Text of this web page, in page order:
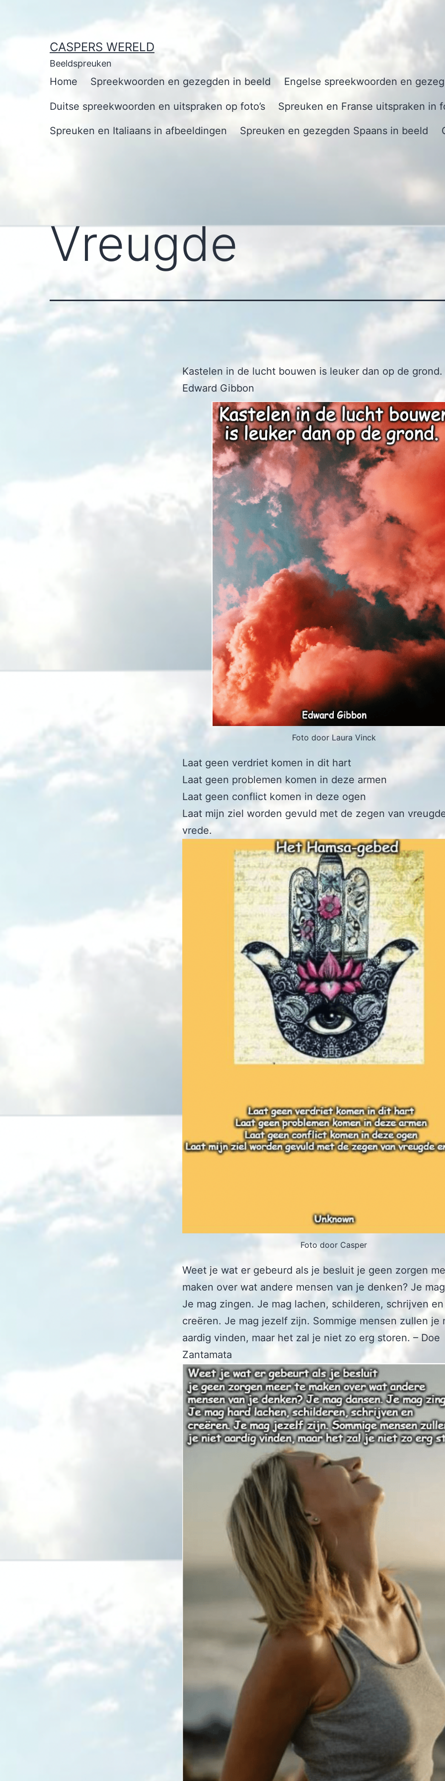
CASPERS WERELD
Beeldspreuken
Home Spreekwoorden en gezegden in beeld Engelse spreekwoorden en
Duitse spreekwoorden en uitspraken op foto’s Spreuken en Franse uitspraken in
Spreuken en Italiaans in afbeeldingen Spreuken en gezegden Spaans in beeld
Vreugde
Kastelen in de lucht bouwen is leuker dan op de grond.
Edward Gibbon
Foto door Laura Vinck
Laat geen verdriet komen in dit hart
Laat geen problemen komen in deze armen
Laat geen conflict komen in deze ogen
Laat mijn ziel worden gevuld met de zegen van
vrede.
Foto door Casper
Weet je wat er gebeurd als je besluit je geen zorgen
maken over wat andere mensen van je denken? Je
Je mag zingen. Je mag lachen, schilderen, schrijven en
creëren. Je mag jezelf zijn. Sommige mensen zullen je
aardig vinden, maar het zal je niet zo erg storen. – Doe
Zantamata